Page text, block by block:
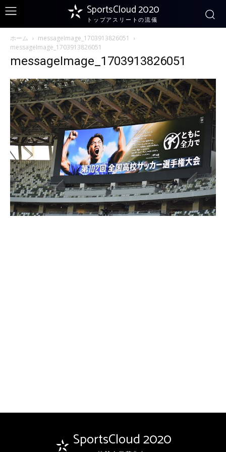
SportsCloud 2020
トップアスリートの流儀
ホーム
messageImage_1703913826051
messageImage_1703913826051
messageImage_1703913826051
SportsCloud 2020